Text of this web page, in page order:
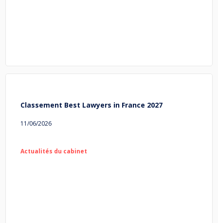
Classement Best Lawyers in France 2027
11/06/2026
Actualités du cabinet